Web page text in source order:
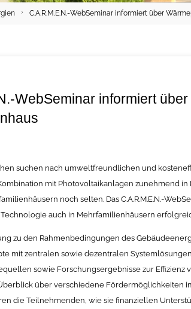
C.A.R.M.E.N.-WebSeminar informiert über
WebSeminar informiert
suchen nach umweltfreundlichen und
mit Photovoltaikanlagen zunehmend
noch selten. Das C.A.R.M.E.N.-
auch in Mehrfamilienhäusern
zu den Rahmenbedingungen des
mit zentralen sowie dezentralen
sowie Forschungsergebnisse zur Effizienz
über verschiedene Fördermöglichkeiten
die Teilnehmenden, wie sie finanziellen